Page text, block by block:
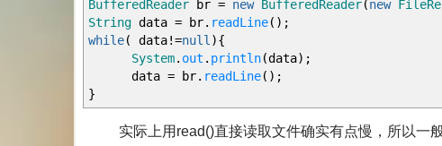
BufferedReader br = new BufferedReader(new
String data = br. readLine( ) ;
while( data!=null ){
System. out . println(data) ;
data = br. readLine( ) ;
}
实际上用read()直接读取文件确实有点慢，所以一般